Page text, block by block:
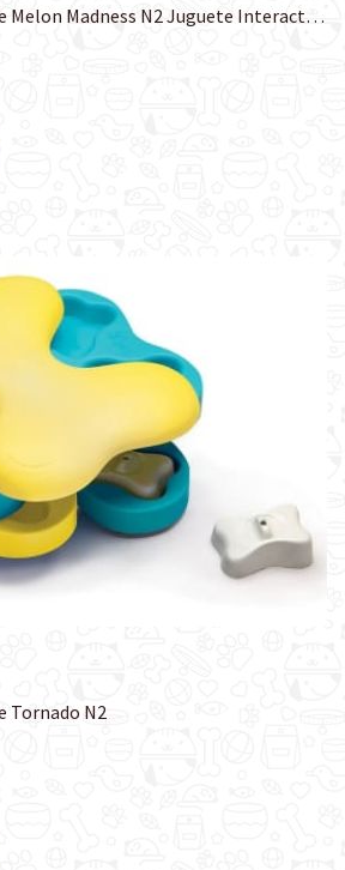
Nina Ottosson Puzzle Melon Madness N2 Juguete Interactivo Para Gato
Tornado N2